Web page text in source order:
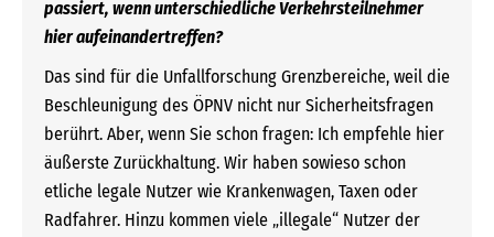
passiert, wenn unterschiedliche Verkehrsteilnehmer
hier aufeinandertreffen?
Das sind für die Unfallforschung Grenzbereiche, weil die
Beschleunigung des ÖPNV nicht nur Sicherheitsfragen
berührt. Aber, wenn Sie schon fragen: Ich empfehle hier
äußerste Zurückhaltung. Wir haben sowieso schon
etliche legale Nutzer wie Krankenwagen, Taxen oder
Radfahrer. Hinzu kommen viele „illegale“ Nutzer der